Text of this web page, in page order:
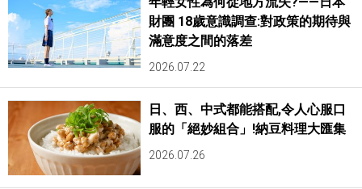
財團 18歲意識調查:對政策的期待與
滿意度之間的落差
2026.07.22
日、西、中式都能搭配,令人心服口
服的「絕妙組合」!納豆料理大匯集
2026.07.26